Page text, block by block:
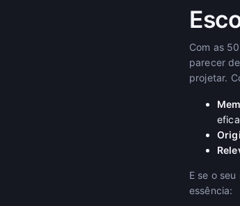
Com as
parecer
projetar.
E se o
essência: